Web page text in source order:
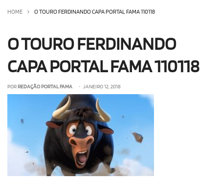
OLHA ISSO! EU QUERO!
HOME O TOURO FERDINANDO CAPA PORTAL FAMA 110118
O TOURO FERDINANDO
CAPA PORTAL FAMA 110118
POR REDAÇÃO PORTAL FAMA • JANEIRO 12, 2018